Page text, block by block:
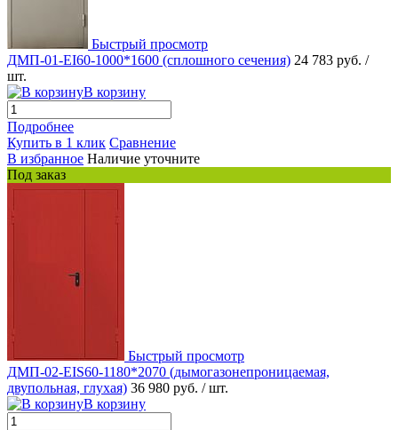
Быстрый просмотр
ДМП-01-EI60-1000*1600 (сплошного сечения) 24 783 руб. /
шт.
В корзину
Подробнее
Купить в 1 клик Сравнение
В избранное Наличие уточните
Под заказ
Быстрый просмотр
ДМП-02-EIS60-1180*2070 (дымогазонепроницаемая,
двупольная, глухая) 36 980 руб. / шт.
В корзину